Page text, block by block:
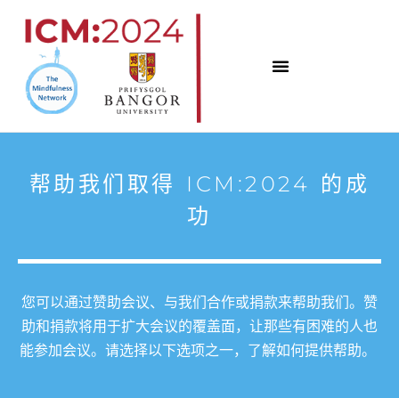
帮助我们取得 ICM:2024 的成
功
您可以通过赞助会议、与我们合作或捐款来帮助我们。赞
助和捐款将用于扩大会议的覆盖面，让那些有困难的人也
能参加会议。请选择以下选项之一，了解如何提供帮助。